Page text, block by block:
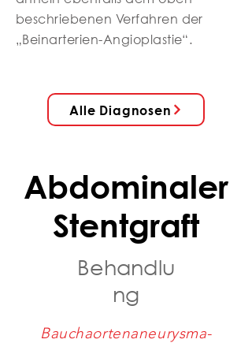
beschriebenen Verfahren der
„Beinarterien-Angioplastie“.
Alle Diagnosen
Behandlu
ng
Abdominaler
Stentgraft
Bauchaortenaneurysma-